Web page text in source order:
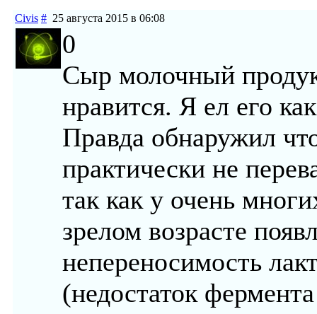
Civis # 25 августа 2015 в 06:08
0
Сыр молочный
нравится. Я ел его
Правда обнаружил
практически не
так как у очень
зрелом возрасте
непереносимость
(недостаток